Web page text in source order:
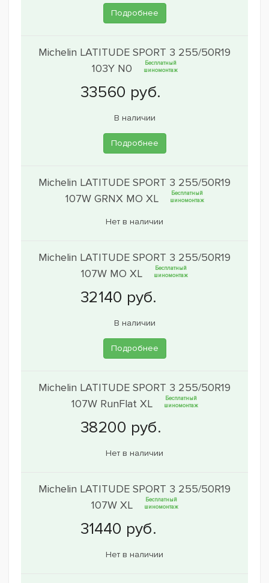
Подробнее
Michelin LATITUDE SPORT 3 255/50R19
103Y N0
Бесплатный
шиномонтаж
В наличии
Подробнее
Michelin LATITUDE SPORT 3 255/50R19
107W GRNX MO XL
Бесплатный
шиномонтаж
Нет в наличии
Michelin LATITUDE SPORT 3 255/50R19
107W MO XL
Бесплатный
шиномонтаж
В наличии
Подробнее
Michelin LATITUDE SPORT 3 255/50R19
107W RunFlat XL
Бесплатный
шиномонтаж
Нет в наличии
Michelin LATITUDE SPORT 3 255/50R19
107W XL
Бесплатный
шиномонтаж
Нет в наличии